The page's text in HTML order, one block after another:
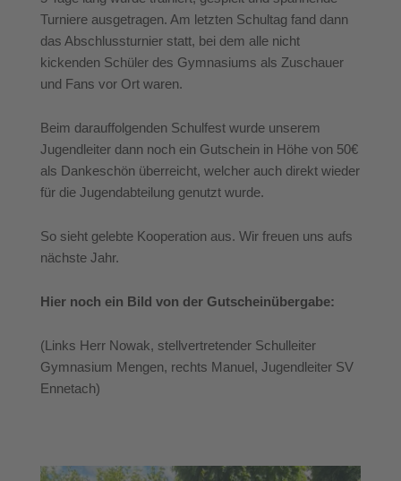
Turniere ausgetragen. Am letzten Schultag fand dann
das Abschlussturnier statt, bei dem alle nicht
kickenden Schüler des Gymnasiums als Zuschauer
und Fans vor Ort waren.
Beim darauffolgenden Schulfest wurde unserem
Jugendleiter dann noch ein Gutschein in Höhe von 50€
als Dankeschön überreicht, welcher auch direkt wieder
für die Jugendabteilung genutzt wurde.
So sieht gelebte Kooperation aus. Wir freuen uns aufs
nächste Jahr.
Hier noch ein Bild von der Gutscheinübergabe:
(Links Herr Nowak, stellvertretender Schulleiter
Gymnasium Mengen, rechts Manuel, Jugendleiter SV
Ennetach)